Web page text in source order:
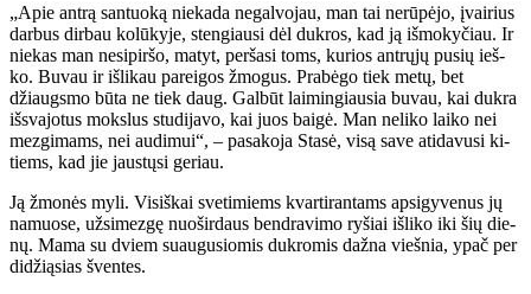
„Apie an­trą san­tuo­ką nie­ka­da ne­gal­vo­jau, man tai ne­rū­pė­jo, įvai­rius
dar­bus dir­bau ko­lū­ky­je, sten­giau­si dėl duk­ros, kad ją iš­mo­ky­čiau. Ir
nie­kas man ne­si­pir­šo, ma­tyt, per­ša­si toms, ku­rios ant­rų­jų pu­sių ieš­
ko. Bu­vau ir iš­li­kau pa­rei­gos žmo­gus. Pra­bė­go tiek me­tų, bet
džiaugs­mo bū­ta ne tiek daug. Gal­būt lai­min­giau­sia bu­vau, kai duk­ra
iš­sva­jo­tus moks­lus stu­di­ja­vo, kai juos bai­gė. Man ne­li­ko lai­ko nei
mez­gi­mams, nei au­di­mui“, – pa­sa­ko­ja Sta­sė, vi­są sa­ve ati­da­vu­si ki­
tiems, kad jie jaus­tų­si ge­riau.
Ją žmo­nės my­li. Vi­siš­kai sve­ti­miems kvar­ti­ran­tams ap­si­gy­ve­nus jų
na­muo­se, už­si­mez­gę nuo­šir­daus ben­dra­vi­mo ry­šiai iš­li­ko iki šių die­
nų. Ma­ma su dviem su­au­gu­sio­mis duk­ro­mis daž­na vieš­nia, ypač per
di­dži­ą­sias šven­tes.